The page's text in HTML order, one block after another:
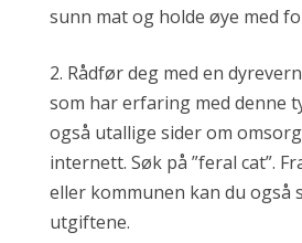
sunn mat og holde øye med
2. Rådfør deg med en
som har erfaring med denne
også utallige sider om
internett. Søk på ”feral cat”.
eller kommunen kan du også
utgiftene.